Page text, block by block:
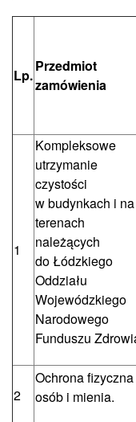
Lp.
Przedmiot
zamówienia
1
Kompleksowe
utrzymanie
czystości
w budynkach i na
terenach
należących
do Łódzkiego
Oddziału
Wojewódzkiego
Narodowego
Funduszu
2
Ochrona fizyczna
osób i mienia.